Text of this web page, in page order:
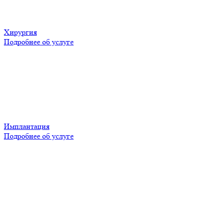
Хирургия
Подробнее об услуге
Имплантация
Подробнее об услуге